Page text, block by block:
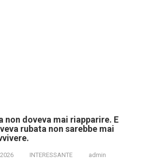
non doveva mai riapparire. E
rubata non sarebbe mai
INTERESSANTE admin